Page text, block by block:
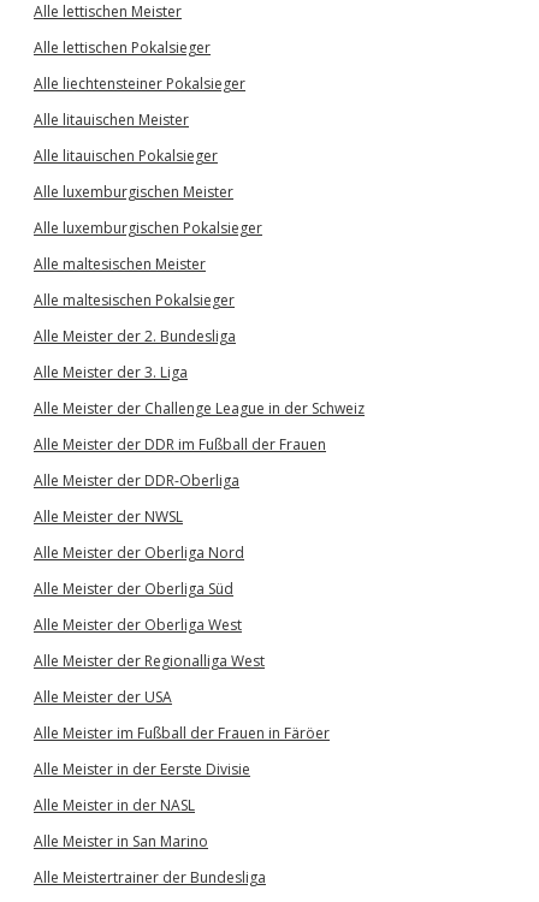
Alle lettischen Meister
Alle lettischen Pokalsieger
Alle liechtensteiner Pokalsieger
Alle litauischen Meister
Alle litauischen Pokalsieger
Alle luxemburgischen Meister
Alle luxemburgischen Pokalsieger
Alle maltesischen Meister
Alle maltesischen Pokalsieger
Alle Meister der 2. Bundesliga
Alle Meister der 3. Liga
Alle Meister der Challenge League in der Schweiz
Alle Meister der DDR im Fußball der Frauen
Alle Meister der DDR-Oberliga
Alle Meister der NWSL
Alle Meister der Oberliga Nord
Alle Meister der Oberliga Süd
Alle Meister der Oberliga West
Alle Meister der Regionalliga West
Alle Meister der USA
Alle Meister im Fußball der Frauen in Färöer
Alle Meister in der Eerste Divisie
Alle Meister in der NASL
Alle Meister in San Marino
Alle Meistertrainer der Bundesliga